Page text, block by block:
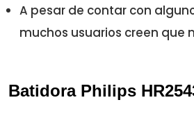
A pesar de contar con
muchos usuarios creen que
Batidora Philips